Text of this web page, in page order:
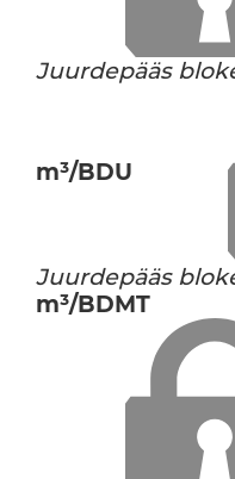
Juurdepääs
m³/BDU
Juurdepääs
m³/BDMT